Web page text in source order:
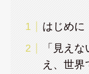
はじめに
「見え
え、世界